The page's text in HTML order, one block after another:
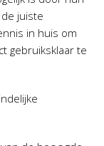
juiste
in huis om
gebruiksklaar te